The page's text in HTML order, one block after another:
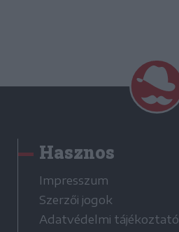
Hasznos
Impresszum
Szerzői jogok
Adatvédelmi tájékoztató